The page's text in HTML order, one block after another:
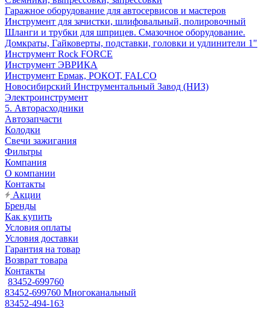
Гаражное оборудование для автосервисов и мастеров
Инструмент для зачистки, шлифовальный, полировочный
Шланги и трубки для шприцев. Смазочное оборудование.
Домкраты, Гайковерты, подставки, головки и удлинители 1"
Инструмент Rock FORCE
Инструмент ЭВРИКА
Инструмент Ермак, РОКОТ, FALCO
Новосибирский Инструментальный Завод (НИЗ)
Электроинструмент
5. Авторасходники
Автозапчасти
Колодки
Свечи зажигания
Фильтры
Компания
О компании
Контакты
Акции
Бренды
Как купить
Условия оплаты
Условия доставки
Гарантия на товар
Возврат товара
Контакты
83452-699760
83452-699760 Многоканальный
83452-494-163